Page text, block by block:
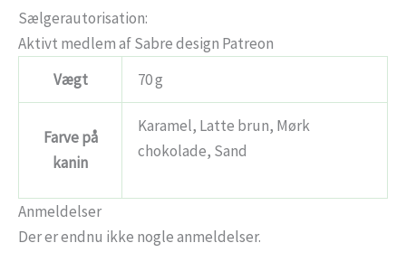
Sælgerautorisation:
Aktivt medlem af Sabre design Patreon
Vægt
70 g
Farve på
kanin
Karamel, Latte brun, Mørk
chokolade, Sand
Anmeldelser
Der er endnu ikke nogle anmeldelser.